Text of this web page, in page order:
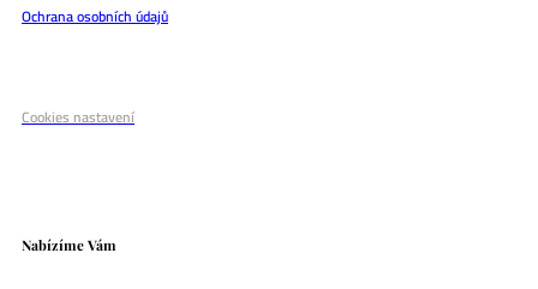
Ochrana osobních údajů
Cookies nastavení
Nabízíme Vám